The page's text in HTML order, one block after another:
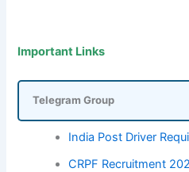
Important Links
Telegram Group
India Post Driver
CRPF Recruitment